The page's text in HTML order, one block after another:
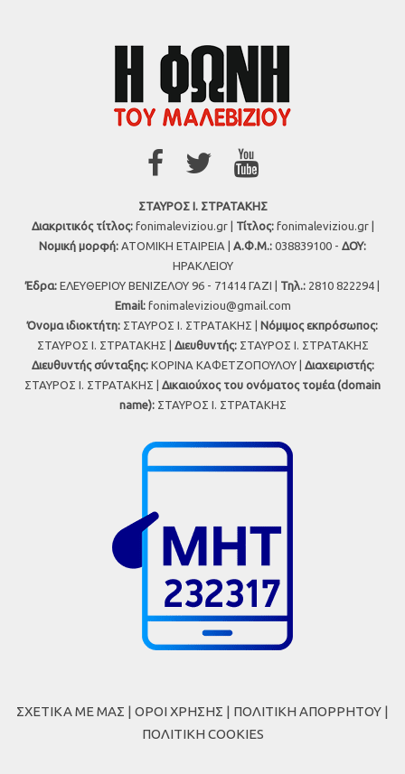
ΣΤΑΥΡΟΣ Ι. ΣΤΡΑΤΑΚΗΣ
Διακριτικός τίτλος:fonimaleviziou.gr | Τίτλος:fonimaleviziou.gr |
Νομική μορφή: ΑΤΟΜΙΚΗ ΕΤΑΙΡΕΙΑ | Α.Φ.Μ.: 038839100 - ΔΟΥ:
ΗΡΑΚΛΕΙΟΥ
Έδρα: ΕΛΕΥΘΕΡΙΟΥ ΒΕΝΙΖΕΛΟΥ 96 - 71414 ΓΑΖΙ | Τηλ.: 2810 822294 |
Εmail: fonimaleviziou@gmail.com
Όνομα ιδιοκτήτη: ΣΤΑΥΡΟΣ Ι. ΣΤΡΑΤΑΚΗΣ | Νόμιμος εκπρόσωπος:
ΣΤΑΥΡΟΣ Ι. ΣΤΡΑΤΑΚΗΣ | Διευθυντής:ΣΤΑΥΡΟΣ Ι. ΣΤΡΑΤΑΚΗΣ
Διευθυντής σύνταξης:ΚΟΡΙΝΑ ΚΑΦΕΤΖΟΠΟΥΛΟΥ | Διαχειριστής:
ΣΤΑΥΡΟΣ Ι. ΣΤΡΑΤΑΚΗΣ | Δικαιούχος του ονόματος τομέα (domain
name):ΣΤΑΥΡΟΣ Ι. ΣΤΡΑΤΑΚΗΣ
ΣΧΕΤΙΚΑ ΜΕ ΜΑΣ | ΟΡΟΙ ΧΡΗΣΗΣ | ΠΟΛΙΤΙΚΗ ΑΠΟΡΡΗΤΟΥ |
ΠΟΛΙΤΙΚΗ COOKIES